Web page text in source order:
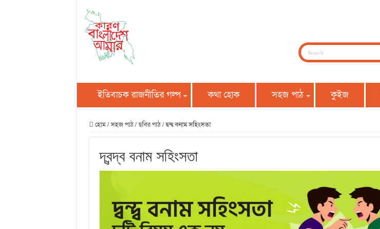
ইতিবাচক রাজনীতির গল্প কথা হোক সহজ পাঠ কুইজ
হোম/সহজ পাঠ/ছবির পাঠ/দ্বন্দ্ব বনাম সহিংসতা
দ্বন্দ্ব বনাম সহিংসতা